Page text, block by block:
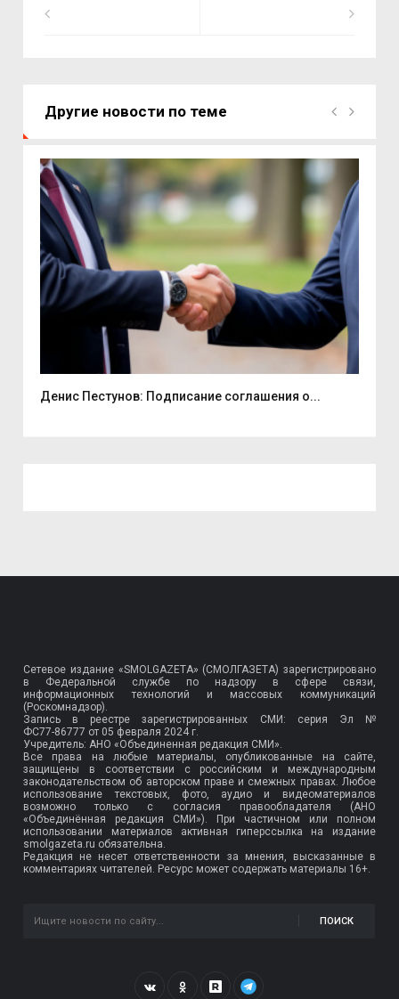
Другие новости по теме
Денис Пестунов: Подписание соглашения о...
Сетевое издание «SMOLGAZETA» (СМОЛГАЗЕТА) зарегистрировано
в Федеральной службе по надзору в сфере связи,
информационных технологий и массовых коммуникаций
(Роскомнадзор).
Запись в реестре зарегистрированных СМИ: серия Эл №
ФС77-86777 от 05 февраля 2024 г.
Учредитель: АНО «Объединенная редакция СМИ».
Все права на любые материалы, опубликованные на сайте,
защищены в соответствии с российским и международным
законодательством об авторском праве и смежных правах. Любое
использование текстовых, фото, аудио и видеоматериалов
возможно только с согласия правообладателя (АНО
«Объединённая редакция СМИ»). При частичном или полном
использовании материалов активная гиперссылка на издание
smolgazeta.ru обязательна.
Редакция не несет ответственности за мнения, высказанные в
комментариях читателей. Ресурс может содержать материалы 16+.
ПОИСК